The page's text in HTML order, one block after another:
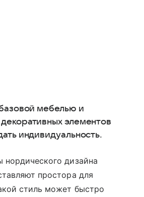
мебелью и
элементов
индивидуальность.
нордического дизайна
простора для
стиль может быстро